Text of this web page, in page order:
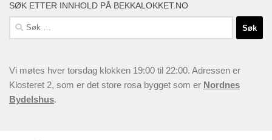
SØK ETTER INNHOLD PÅ BEKKALOKKET.NO
Søk
etter:
Vi møtes hver torsdag klokken 19:00 til 22:00. Adressen er
Klosteret 2, som er det store rosa bygget som er Nordnes
Bydelshus.